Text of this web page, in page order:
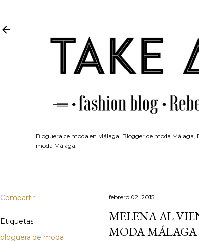
Bloguera de moda en Málaga. Blogger de moda Málaga,
moda Málaga.
Compartir
Etiquetas
bloguera de moda
febrero 02, 2015
MELENA AL
MODA MÁLAGA